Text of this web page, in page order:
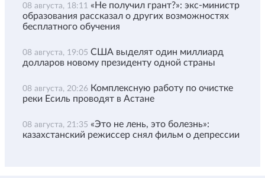
08 августа, 18:11 «Не получил грант?»: экс-министр
образования рассказал о других возможностях
бесплатного обучения
08 августа, 19:05 США выделят один миллиард
долларов новому президенту одной страны
08 августа, 20:26 Комплексную работу по очистке
реки Есиль проводят в Астане
08 августа, 21:35 «Это не лень, это болезнь»:
казахстанский режиссер снял фильм о депрессии